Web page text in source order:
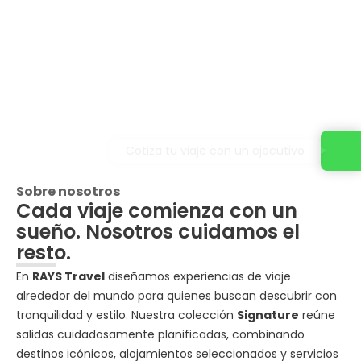
Sobre nosotros
Cada viaje comienza con un
sueño. Nosotros cuidamos el
resto.
En RAYS Travel diseñamos experiencias de viaje
alrededor del mundo para quienes buscan descubrir con
tranquilidad y estilo. Nuestra colección Signature reúne
salidas cuidadosamente planificadas, combinando
destinos icónicos, alojamientos seleccionados y servicios